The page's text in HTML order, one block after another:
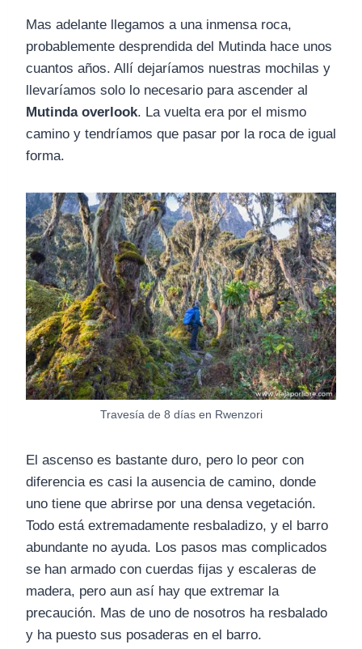
Mas adelante llegamos a una inmensa roca,
probablemente desprendida del Mutinda hace unos
cuantos años. Allí dejaríamos nuestras mochilas y
llevaríamos solo lo necesario para ascender al
Mutinda overlook. La vuelta era por el mismo
camino y tendríamos que pasar por la roca de igual
forma.
Travesía de 8 días en Rwenzori
El ascenso es bastante duro, pero lo peor con
diferencia es casi la ausencia de camino, donde
uno tiene que abrirse por una densa vegetación.
Todo está extremadamente resbaladizo, y el barro
abundante no ayuda. Los pasos mas complicados
se han armado con cuerdas fijas y escaleras de
madera, pero aun así hay que extremar la
precaución. Mas de uno de nosotros ha resbalado
y ha puesto sus posaderas en el barro.